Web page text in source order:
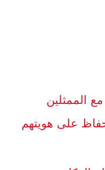
الممثلين
على هويتهم